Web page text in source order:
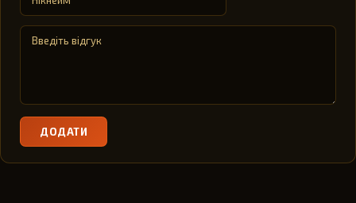
ДОДАТИ